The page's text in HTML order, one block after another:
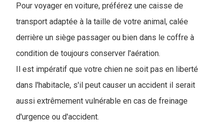
Pour voyager en voiture, préférez une caisse de
transport adaptée à la taille de votre animal, calée
derrière un siège passager ou bien dans le coffre à
condition de toujours conserver l'aération.
Il est impératif que votre chien ne soit pas en liberté
dans l'habitacle, s'il peut causer un accident il serait
aussi extrêmement vulnérable en cas de freinage
d'urgence ou d'accident.